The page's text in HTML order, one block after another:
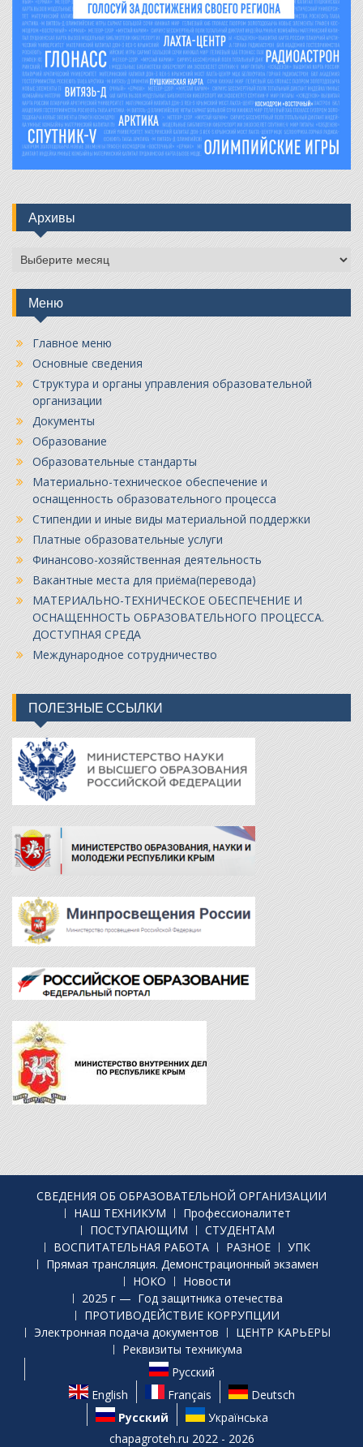
Архивы
Архивы
Меню
Главное меню
Основные сведения
Структура и органы управления образовательной
организации
Документы
Образование
Образовательные стандарты
Материально-техническое обеспечение и
оснащенность образовательного процесса
Стипендии и иные виды материальной поддержки
Платные образовательные услуги
Финансово-хозяйственная деятельность
Вакантные места для приёма(перевода)
МАТЕРИАЛЬНО-ТЕХНИЧЕСКОЕ ОБЕСПЕЧЕНИЕ И
ОСНАЩЕННОСТЬ ОБРАЗОВАТЕЛЬНОГО ПРОЦЕССА.
ДОСТУПНАЯ СРЕДА
Международное сотрудничество
ПОЛЕЗНЫЕ ССЫЛКИ
СВЕДЕНИЯ ОБ ОБРАЗОВАТЕЛЬНОЙ ОРГАНИЗАЦИИ
НАШ ТЕХНИКУМ
Профессионалитет
ПОСТУПАЮЩИМ
СТУДЕНТАМ
ВОСПИТАТЕЛЬНАЯ РАБОТА
РАЗНОЕ
УПК
Прямая трансляция. Демонстрационный экзамен
НОКО
Новости
2025 г — Год защитника отечества
ПРОТИВОДЕЙСТВИЕ КОРРУПЦИИ
Электронная подача документов
ЦЕНТР КАРЬЕРЫ
Реквизиты техникума
Русский
English
Français
Deutsch
Русский
Українська
chapagroteh.ru 2022 - 2026